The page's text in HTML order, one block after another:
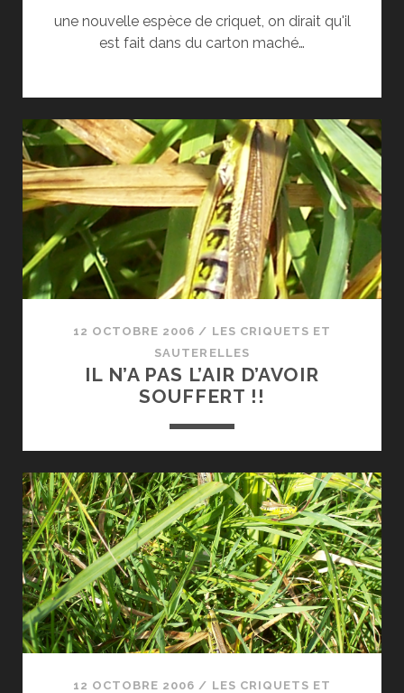
une nouvelle espèce de criquet, on dirait qu'il
est fait dans du carton maché…
12 OCTOBRE 2006 / LES CRIQUETS ET
SAUTERELLES
IL N’A PAS L’AIR D’AVOIR
SOUFFERT !!
12 OCTOBRE 2006 / LES CRIQUETS ET